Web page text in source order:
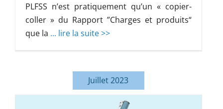
PLFSS n’est pratiquement qu’un « copier-
coller » du Rapport ”Charges et produits“
que la ... lire la suite >>
Juillet 2023